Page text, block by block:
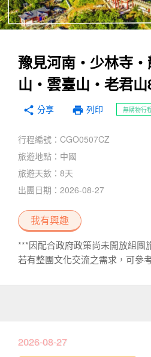
豫見河南‧少林寺‧
山‧雲臺山‧老君山
share 分享 print 列印 無購物行
行程編號：CGO0507CZ
旅遊地點：中國
旅遊天數：8天
出團日期：2026-08-27
我有興趣
***因配合政府政策尚未開放組團
若有整團文化交流之需求，可參
2026-08-27